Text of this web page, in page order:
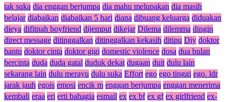
tak suka dia enggan berjumpa dia mahu melupakan dia masih
belajar diabaikan diabaikan 5 hari diana dibuang keluarga diduakan
dieya difitnah boyfriend dijemput dikejar Dilema dilemma dingin
direct message ditinggalkan ditinggalkan kekasih ditipu Diy doktor
bantu doktor cinta doktor gigi domestic violence dosa dua bulan
bercinta duda duda gatal duduk dekat dugaan duit dulu lain
sekarang lain dulu merayu dulu suka Effort ego ego tinggi ego. ldr
jarak jauh egois emosi encik m enggan berjumpa enggan menerima
kembali eraa eri erti bahagia esmail ex ex bf ex gf ex girlfriend ex-